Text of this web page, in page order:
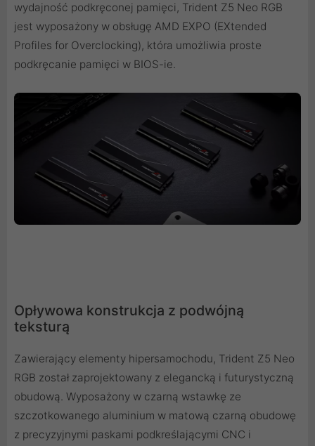
wydajność podkręconej pamięci, Trident Z5 Neo RGB
jest wyposażony w obsługę AMD EXPO (EXtended
Profiles for Overclocking), która umożliwia proste
podkręcanie pamięci w BIOS-ie.
Opływowa konstrukcja z podwójną
teksturą
Zawierający elementy hipersamochodu, Trident Z5 Neo
RGB został zaprojektowany z elegancką i futurystyczną
obudową. Wyposażony w czarną wstawkę ze
szczotkowanego aluminium w matową czarną obudowę
z precyzyjnymi paskami podkreślającymi CNC i